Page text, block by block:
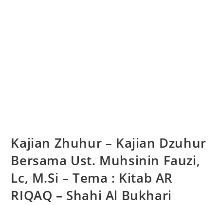
Kajian Zhuhur – Kajian Dzuhur
Bersama Ust. Muhsinin Fauzi,
Lc, M.Si – Tema : Kitab AR
RIQAQ – Shahi Al Bukhari